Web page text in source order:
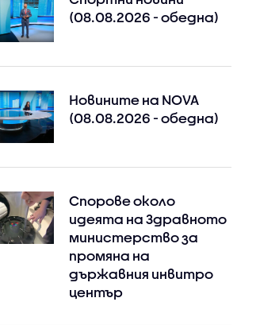
(08.08.2026 - обедна)
Новините на NOVA
(08.08.2026 - обедна)
Спорове около
идеята на Здравното
министерство за
промяна на
държавния инвитро
център